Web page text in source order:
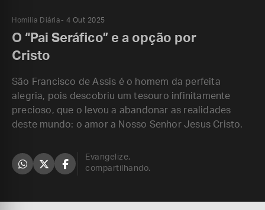
Homilia Diária 4 Out 2025
O “Pai Seráfico” e a opção por
Cristo
São Francisco de Assis é o homem da perfeita
alegria, pois descobriu um tesouro infinitamente
precioso, que o levou a abandonar as realidades
deste mundo: o amor a Nosso Senhor Jesus Cristo.
Evangelize,
compartilhando.